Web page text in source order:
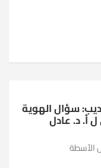
سؤال الهوية
أ. د. عادل
الأسطة